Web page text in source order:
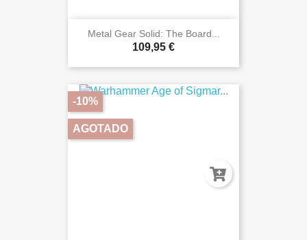
Metal Gear Solid: The Board...
109,95 €
-10%
AGOTADO